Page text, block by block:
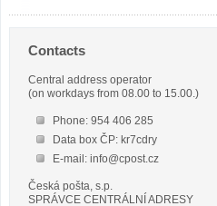
Contacts
Central address operator
(on workdays from 08.00 to 15.00.)
Phone: 954 406 285
Data box ČP: kr7cdry
E-mail: info@cpost.cz
Česká pošta, s.p.
SPRÁVCE CENTRÁLNÍ ADRESY